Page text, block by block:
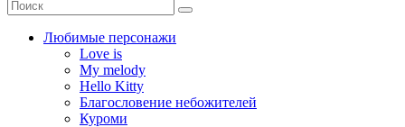
Любимые персонажи
Love is
My melody
Hello Kitty
Благословение небожителей
Куроми